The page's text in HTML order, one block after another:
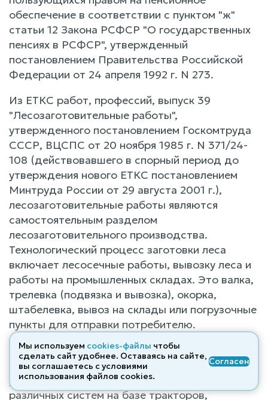
обеспечение в соответствии с пунктом "ж"
статьи 12 Закона РСФСР "О государственных
пенсиях в РСФСР", утвержденный
постановлением Правительства Российской
Федерации от 24 апреля 1992 г. N 273.
Из ЕТКС работ, профессий, выпуск 39
"Лесозаготовительные работы",
утвержденного постановлением Госкомтруда
СССР, ВЦСПС от 20 ноября 1985 г. N 371/24-
108 (действовавшего в спорный период до
утверждения нового ЕТКС постановлением
Минтруда России от 29 августа 2001 г.),
лесозаготовительные работы являются
самостоятельным разделом
лесозаготовительного производства.
Технологический процесс заготовки леса
включает лесосечные работы, вывозку леса и
работы на промышленных складах. Это валка,
трелевка (подвязка и вывозка), окорка,
штабелевка, вывоз на склады или погрузочные
пункты для отправки потребителю.
Характеристика работ машиниста-крановщика
согласно § 15 ЕТКС 6 разряда – это
управление самоходными погрузчиками
различных систем на базе тракторов,
Мы используем cookies-файлы чтобы
сделать сайт удобнее. Оставаясь на сайте,
вы соглашаетесь с условиями
использования файлов cооkies.
Согласен